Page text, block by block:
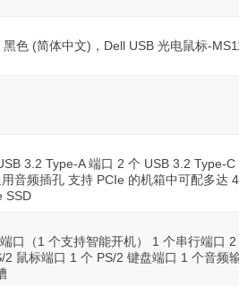
色 (简体中文)，Dell USB 光电鼠标-
3.2 Type-A 端口 2 个 USB 3.2 Type-
音频插孔 支持 PCIe 的机箱中可配多达
SSD
口（1 个支持智能开机） 1 个串行端口
2 鼠标端口 1 个 PS/2 键盘端口 1 个音频